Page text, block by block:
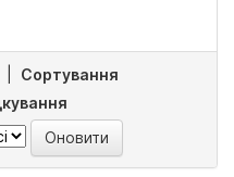
Сортування